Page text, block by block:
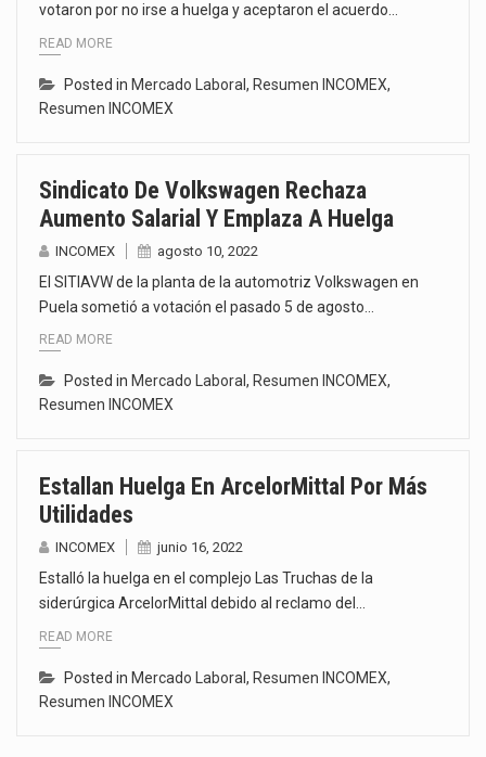
votaron por no irse a huelga y aceptaron el acuerdo…
READ MORE
Posted in Mercado Laboral , Resumen INCOMEX,
Resumen INCOMEX
Sindicato De Volkswagen Rechaza
Aumento Salarial Y Emplaza A Huelga
INCOMEX agosto 10, 2022
El SITIAVW de la planta de la automotriz Volkswagen en
Puela sometió a votación el pasado 5 de agosto…
READ MORE
Posted in Mercado Laboral, Resumen INCOMEX,
Resumen INCOMEX
Estallan Huelga En ArcelorMittal Por Más
Utilidades
INCOMEX junio 16, 2022
Estalló la huelga en el complejo Las Truchas de la
siderúrgica ArcelorMittal debido al reclamo del…
READ MORE
Posted in Mercado Laboral , Resumen INCOMEX,
Resumen INCOMEX